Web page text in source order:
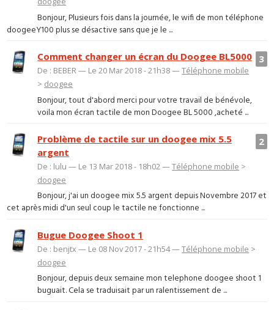
Bonjour, Plusieurs fois dans la journée, le wifi de mon téléphone
doogeeY100 plus se désactive sans que je le ...
3
Comment changer un écran du Doogee BL5000
De : BEBER — Le 20 Mar 2018 - 21h38 —Téléphone mobile
> doogee
Bonjour, tout d'abord merci pour votre travail de bénévole,
voila mon écran tactile de mon Doogee BL 5000 ,acheté ...
2
Problème de tactile sur un doogee mix 5.5
argent
De : lulu — Le 13 Mar 2018 - 18h02 —Téléphone mobile >
doogee
Bonjour, j'ai un doogee mix 5.5 argent depuis Novembre 2017 et
cet après midi d'un seul coup le tactile ne fonctionne ...
Bugue Doogee Shoot 1
De : benjtx — Le 08 Nov 2017 - 21h54 —Téléphone mobile >
doogee
Bonjour, depuis deux semaine mon telephone doogee shoot 1
buguait. Cela se traduisait par un ralentissement de ...